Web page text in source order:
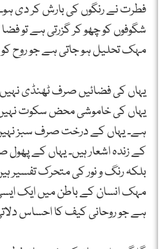
فطرت نے رنگوں کی بارش کر دی
شگوفوں کو چھو کر گزرتی ہے تو
مہک تحلیل ہو جاتی ہے جو روح
یہاں کی فضائیں صرف ٹھنڈی نہیں
یہاں کی خاموشی محض سکوت
ہے۔ یہاں کے درخت صرف سبز
کے زندہ اشعار ہیں۔ یہاں کے
بلکہ رنگ و نور کی متحرک تفسیر
مہک انسان کے باطن میں ایک
ہے جو روحانی کیف کا احساس